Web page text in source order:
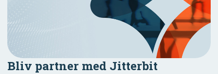
Bliv partner med Jitterbit